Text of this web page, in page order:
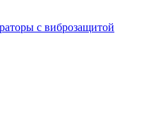
с виброзащитой